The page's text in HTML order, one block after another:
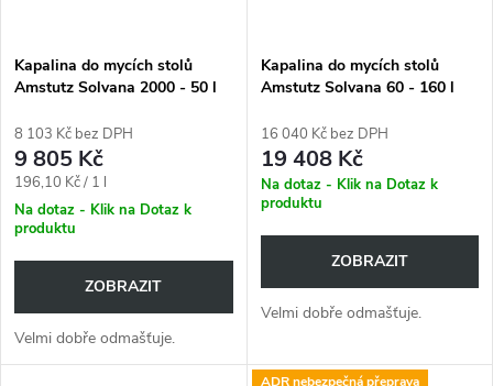
Kapalina do mycích stolů
Amstutz Solvana 2000 - 50 l
8 103 Kč bez DPH
9 805 Kč
Měrná
cena:
196,10 Kč / 1 l
Na dotaz - Klik na Dotaz k
produktu
ZOBRAZIT
Velmi dobře odmašťuje.
Kapalina do mycích stolů
Amstutz Solvana 60 - 160 l
16 040 Kč bez DPH
19 408 Kč
Na dotaz - Klik na Dotaz k
produktu
ZOBRAZIT
Velmi dobře odmašťuje.
ADR nebezpečná přeprava